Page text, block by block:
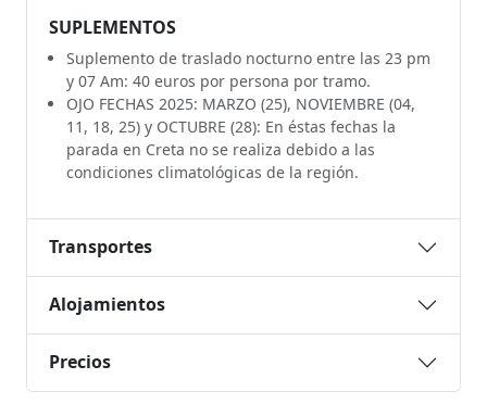
SUPLEMENTOS
Suplemento de traslado nocturno entre las 23 pm
y 07 Am: 40 euros por persona por tramo.
OJO FECHAS 2025: MARZO (25), NOVIEMBRE (04,
11, 18, 25) y OCTUBRE (28): En éstas fechas la
parada en Creta no se realiza debido a las
condiciones climatológicas de la región.
Transportes
Alojamientos
Precios